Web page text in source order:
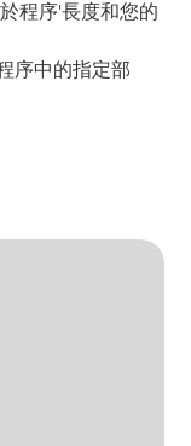
程序'長度和您的
序中的指定部